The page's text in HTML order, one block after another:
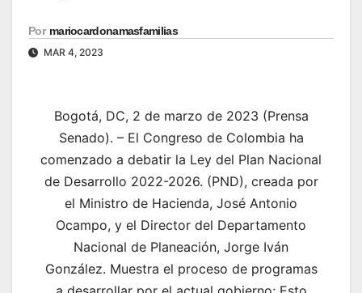
Por mariocardonamasfamilias
MAR 4, 2023
Bogotá, DC, 2 de marzo de 2023 (Prensa
Senado). – El Congreso de Colombia ha
comenzado a debatir la Ley del Plan Nacional
de Desarrollo 2022-2026. (PND), creada por
el Ministro de Hacienda, José Antonio
Ocampo, y el Director del Departamento
Nacional de Planeación, Jorge Iván
González. Muestra el proceso de programas